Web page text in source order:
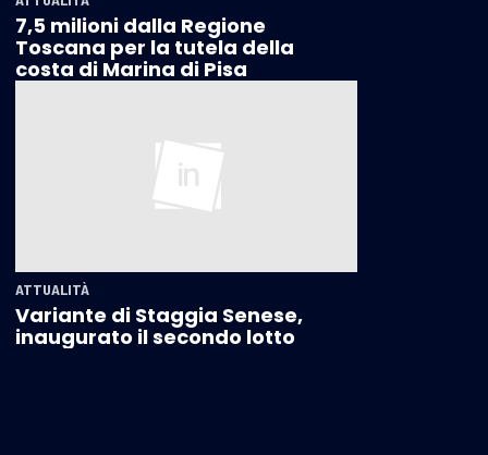
7,5 milioni dalla Regione
Toscana per la tutela della
costa di Marina di Pisa
ATTUALITÀ
Variante di Staggia Senese,
inaugurato il secondo lotto